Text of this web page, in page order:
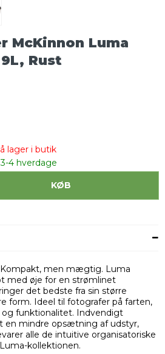
McKinnon Luma
Rust
lager i butik
4 hverdage
KØB
Kompakt, men mægtig. Luma
med øje for en strømlinet
det bedste fra sin større
form. Ideel til fotografer på farten,
funktionalitet. Indvendigt
en mindre opsætning af udstyr,
alle de intuitive organisatoriske
kollektionen.